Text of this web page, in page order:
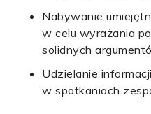
Nabywanie
w celu wyrażania
solidnych
Udzielanie
w spotkaniach